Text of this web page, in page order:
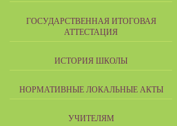
ГОСУДАРСТВЕННАЯ ИТОГОВАЯ
АТТЕСТАЦИЯ
ИСТОРИЯ ШКОЛЫ
НОРМАТИВНЫЕ ЛОКАЛЬНЫЕ АКТЫ
УЧИТЕЛЯМ